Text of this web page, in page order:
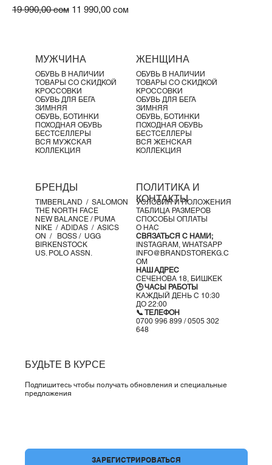
Обычная цена
19 990,00 сом Цена со скидкой
11 990,00 сом
МУЖЧИНА
ОБУВЬ В НАЛИЧИИ
ТОВАРЫ СО СКИДКОЙ
КРОССОВКИ
ОБУВЬ ДЛЯ БЕГА
ЗИМНЯЯ
ОБУВЬ, БОТИНКИ
ПОХОДНАЯ ОБУВЬ
БЕСТСЕЛЛЕРЫ
ВСЯ МУЖСКАЯ
КОЛЛЕКЦИЯ
ЖЕНЩИНА
ОБУВЬ В НАЛИЧИИ
ТОВАРЫ СО СКИДКОЙ
КРОССОВКИ
ОБУВЬ ДЛЯ БЕГА
ЗИМНЯЯ
ОБУВЬ, БОТИНКИ
ПОХОДНАЯ ОБУВЬ
БЕСТСЕЛЛЕРЫ
ВСЯ ЖЕНСКАЯ
КОЛЛЕКЦИЯ
БРЕНДЫ
TIMBERLAND / SALOMON
THE NORTH FACE
NEW BALANCE / PUMA
NIKE / ADIDAS / ASICS
ON / BOSS / UGG
BIRKENSTOCK
US. POLO ASSN.
ПОЛИТИКА И
КОНТАКТЫ
УСЛОВИЯ И ПОЛОЖЕНИЯ
ТАБЛИЦА РАЗМЕРОВ
СПОСОБЫ ОПЛАТЫ
О НАС
СВЯЗАТЬСЯ С НАМИ;
INSTAGRAM, WHATSAPP
INFO@BRANDSTOREKG.C
OM
НАШ АДРЕС
СЕЧЕНОВА 18, БИШКЕК
🕒 ЧАСЫ РАБОТЫ
КАЖДЫЙ ДЕНЬ С 10:30
ДО 22:00
📞 ТЕЛЕФОН
0700 996 899 / 0505 302
648
БУДЬТЕ В КУРСЕ
Подпишитесь чтобы получать обновления и специальные
предложения
ЗАРЕГИСТРИРОВАТЬСЯ